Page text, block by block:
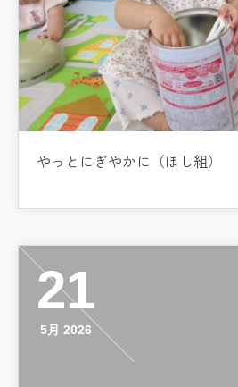
やっとにぎやかに（ほし組）
21
5月 2026